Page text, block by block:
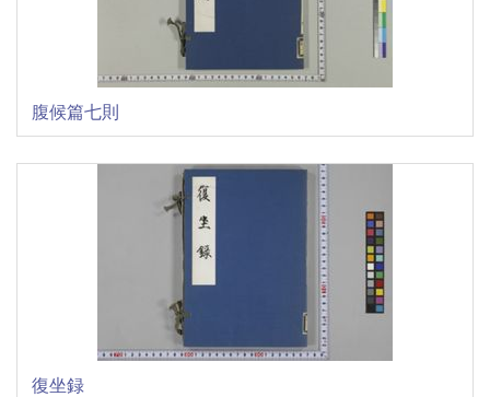
腹候篇七則
復坐録